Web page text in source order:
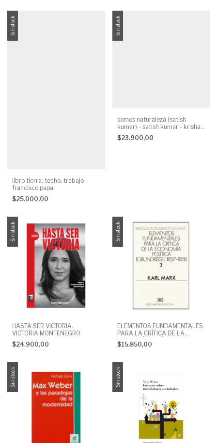
Sin stock
libro tierra, techo, trabajo -
francisco papa
$25.000,00
Sin stock
somos naturaleza (satish
kumar) - satish kumar - krishan
kumar
$23.900,00
Sin stock
HASTA SER VICTORIA.
VICTORIA MONTENEGRO
$24.900,00
Sin stock
ELEMENTOS FUNDAMENTALES
PARA LA CRÍTICA DE LA
ECONOMÍA POLÍTICA
(GRUNDRISSE) 1857-1858.
$15.850,00
Sin stock Sin stock